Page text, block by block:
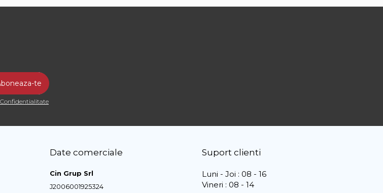
Date comerciale
Cin Grup Srl
J2006001925324
Suport clienti
Luni - Joi : 08 - 16
Vineri : 08 - 14